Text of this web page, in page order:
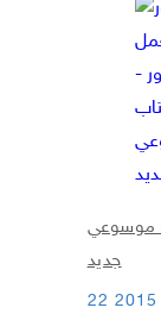
موسوعي
جديد